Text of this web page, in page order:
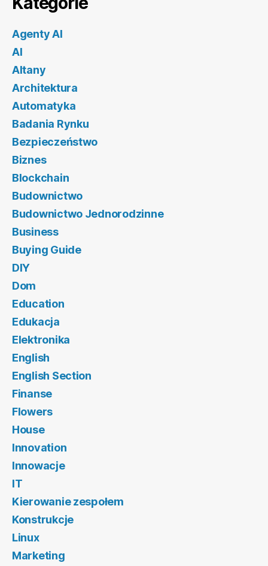
Agenty AI
AI
Altany
Architektura
Automatyka
Badania Rynku
Bezpieczeństwo
Biznes
Blockchain
Budownictwo
Budownictwo Jednorodzinne
Business
Buying Guide
DIY
Dom
Education
Edukacja
Elektronika
English
English Section
Finanse
Flowers
House
Innovation
Innowacje
IT
Kierowanie zespołem
Konstrukcje
Linux
Marketing